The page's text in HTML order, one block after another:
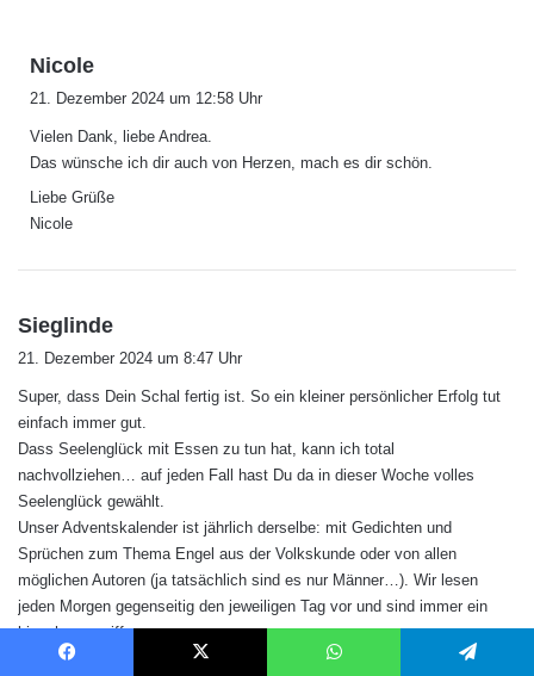
Nicole
t
:
21. Dezember 2024 um 12:58 Uhr
Vielen Dank, liebe Andrea.
Das wünsche ich dir auch von Herzen, mach es dir schön.
Liebe Grüße
Nicole
Sieglinde
a
t
21. Dezember 2024 um 8:47 Uhr
Super, dass Dein Schal fertig ist. So ein kleiner persönlicher Erfolg tut
einfach immer gut.
Dass Seelenglück mit Essen zu tun hat, kann ich total
nachvollziehen… auf jeden Fall hast Du da in dieser Woche volles
Seelenglück gewählt.
Unser Adventskalender ist jährlich derselbe: mit Gedichten und
Sprüchen zum Thema Engel aus der Volkskunde oder von allen
möglichen Autoren (ja tatsächlich sind es nur Männer…). Wir lesen
jeden Morgen gegenseitig den jeweiligen Tag vor und sind immer ein
bisschen ergriffen.
Und dann vergessen wir alles wieder bis zum nächsten Jahr. Und der